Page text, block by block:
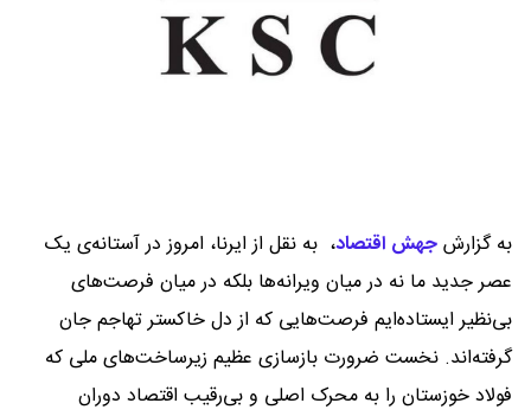
به گزارشجهش اقتصاد، به نقل از ایرنا، امروز در آستانه‌ی یک
عصر جدید ما نه در میان ویرانه‌ها بلکه در میان فرصت‌های
بی‌نظیر ایستاده‌ایم فرصت‌هایی که از دل خاکستر تهاجم جان
گرفته‌اند. نخست ضرورت بازسازی عظیم زیرساخت‌های ملی که
فولاد خوزستان را به محرک اصلی و بی‌رقیب اقتصاد دوران